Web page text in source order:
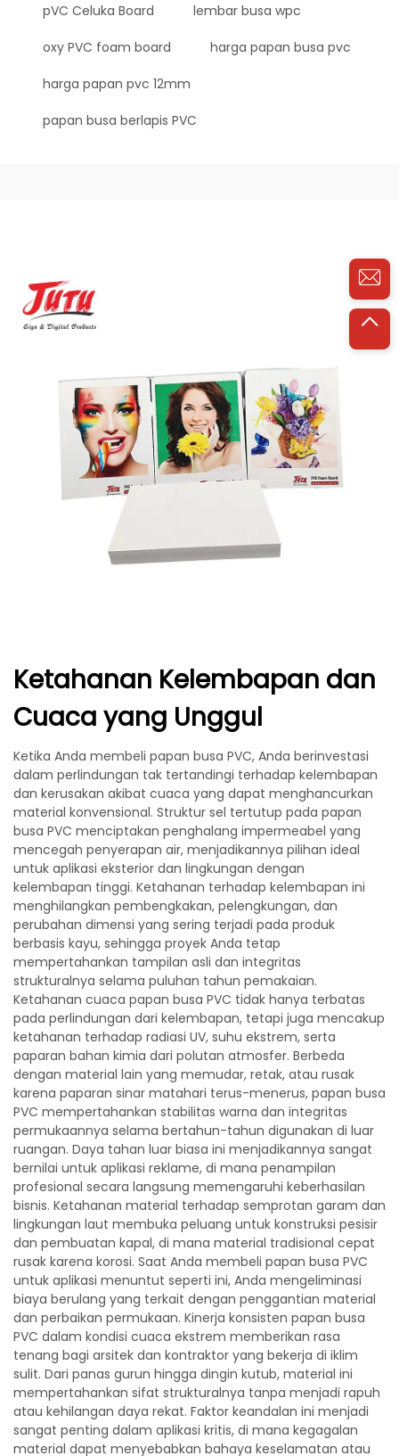
pVC Celuka Board lembar busa wpc
oxy PVC foam board harga papan busa pvc
harga papan pvc 12mm
papan busa berlapis PVC
Ketahanan Kelembapan dan
Cuaca yang Unggul
Ketika Anda membeli papan busa PVC, Anda berinvestasi
dalam perlindungan tak tertandingi terhadap kelembapan
dan kerusakan akibat cuaca yang dapat menghancurkan
material konvensional. Struktur sel tertutup pada papan
busa PVC menciptakan penghalang impermeabel yang
mencegah penyerapan air, menjadikannya pilihan ideal
untuk aplikasi eksterior dan lingkungan dengan
kelembapan tinggi. Ketahanan terhadap kelembapan ini
menghilangkan pembengkakan, pelengkungan, dan
perubahan dimensi yang sering terjadi pada produk
berbasis kayu, sehingga proyek Anda tetap
mempertahankan tampilan asli dan integritas
strukturalnya selama puluhan tahun pemakaian.
Ketahanan cuaca papan busa PVC tidak hanya terbatas
pada perlindungan dari kelembapan, tetapi juga mencakup
ketahanan terhadap radiasi UV, suhu ekstrem, serta
paparan bahan kimia dari polutan atmosfer. Berbeda
dengan material lain yang memudar, retak, atau rusak
karena paparan sinar matahari terus-menerus, papan busa
PVC mempertahankan stabilitas warna dan integritas
permukaannya selama bertahun-tahun digunakan di luar
ruangan. Daya tahan luar biasa ini menjadikannya sangat
bernilai untuk aplikasi reklame, di mana penampilan
profesional secara langsung memengaruhi keberhasilan
bisnis. Ketahanan material terhadap semprotan garam dan
lingkungan laut membuka peluang untuk konstruksi pesisir
dan pembuatan kapal, di mana material tradisional cepat
rusak karena korosi. Saat Anda membeli papan busa PVC
untuk aplikasi menuntut seperti ini, Anda mengeliminasi
biaya berulang yang terkait dengan penggantian material
dan perbaikan permukaan. Kinerja konsisten papan busa
PVC dalam kondisi cuaca ekstrem memberikan rasa
tenang bagi arsitek dan kontraktor yang bekerja di iklim
sulit. Dari panas gurun hingga dingin kutub, material ini
mempertahankan sifat strukturalnya tanpa menjadi rapuh
atau kehilangan daya rekat. Faktor keandalan ini menjadi
sangat penting dalam aplikasi kritis, di mana kegagalan
material dapat menyebabkan bahaya keselamatan atau